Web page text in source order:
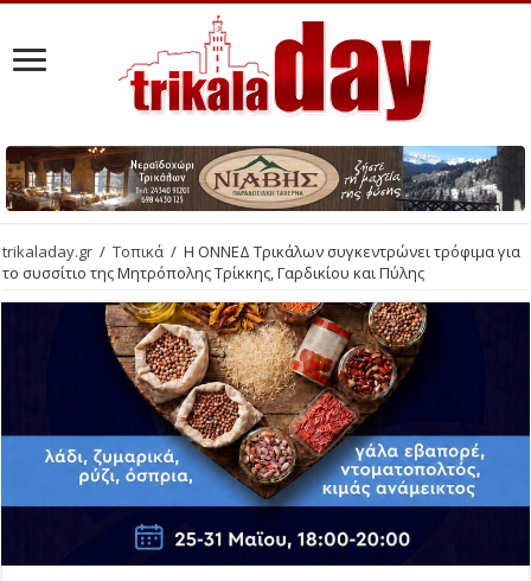
trikaladay.gr / Τοπικά / Η ΟΝΝΕΔ Τρικάλων συγκεντρώνει τρόφιμα για
το συσσίτιο της Μητρόπολης Τρίκκης, Γαρδικίου και Πύλης